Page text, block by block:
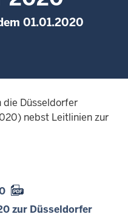
01.01.2020
die Düsseldorfer
nebst Leitlinien zur
zur Düsseldorfer